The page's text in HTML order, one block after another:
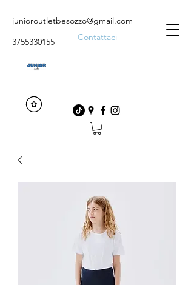
junioroutletbesozzo@gmail.com
Contattaci
3755330155